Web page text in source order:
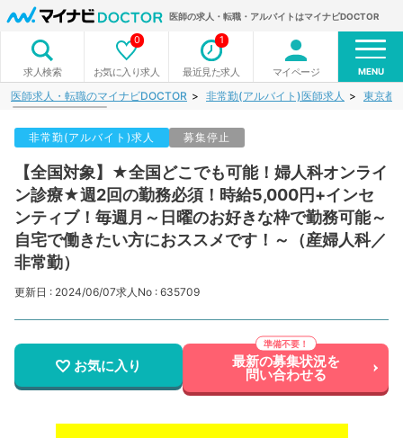
医師の求人・転職・アルバイトはマイナビDOCTOR
求人検索 お気に入り求人
0
最近見た求人
1
マイページ MENU
医師求人・転職のマイナビDOCTOR 非常勤(アルバイト)医師求人 東京都
非常勤(アルバイト)求人 募集停止
【全国対象】★全国どこでも可能！婦人科オンライ
ン診療★週2回の勤務必須！時給5,000円+インセ
ンティブ！毎週月～日曜のお好きな枠で勤務可能～
自宅で働きたい方におススメです！～（産婦人科／
非常勤）
更新日 : 2024/06/07求人No : 635709
お気に入り 最新の募集状況を
問い合わせる